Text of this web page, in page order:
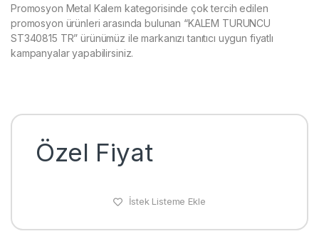
Promosyon Metal Kalem kategorisinde çok tercih edilen
promosyon ürünleri arasında bulunan “KALEM TURUNCU
ST340815 TR” ürünümüz ile markanızı tanıtıcı uygun fiyatlı
kampanyalar yapabilirsiniz.
Özel Fiyat
İstek Listeme Ekle